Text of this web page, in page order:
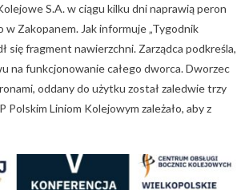
S.A. w ciągu kilku dni naprawią peron
Zakopanem. Jak informuje „Tygodnik
się fragment nawierzchni. Zarządca podkreśla,
na funkcjonowanie całego dworca. Dworzec
oddany do użytku został zaledwie trzy
Polskim Liniom Kolejowym zależało, aby z